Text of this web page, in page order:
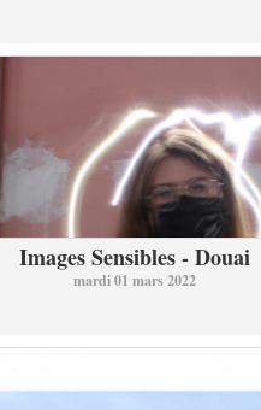
Images Sensibles - Douai
mardi 01 mars 2022